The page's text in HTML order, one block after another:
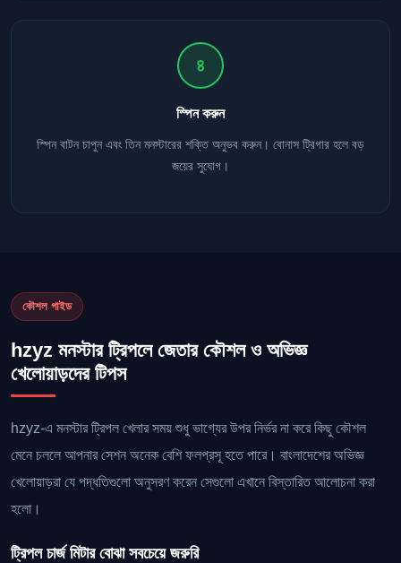
৪
স্পিন করুন
স্পিন বাটন চাপুন এবং তিন মনস্টারের শক্তি অনুভব করুন। বোনাস ট্রিগার হলে বড়
জয়ের সুযোগ।
কৌশল গাইড
hzyz মনস্টার ট্রিপলে জেতার কৌশল ও অভিজ্ঞ
খেলোয়াড়দের টিপস
hzyz-এ মনস্টার ট্রিপল খেলার সময় শুধু ভাগ্যের উপর নির্ভর না করে কিছু কৌশল
মেনে চললে আপনার সেশন অনেক বেশি ফলপ্রসূ হতে পারে। বাংলাদেশের অভিজ্ঞ
খেলোয়াড়রা যে পদ্ধতিগুলো অনুসরণ করেন সেগুলো এখানে বিস্তারিত আলোচনা করা
হলো।
ট্রিপল চার্জ মিটার বোঝা সবচেয়ে জরুরি